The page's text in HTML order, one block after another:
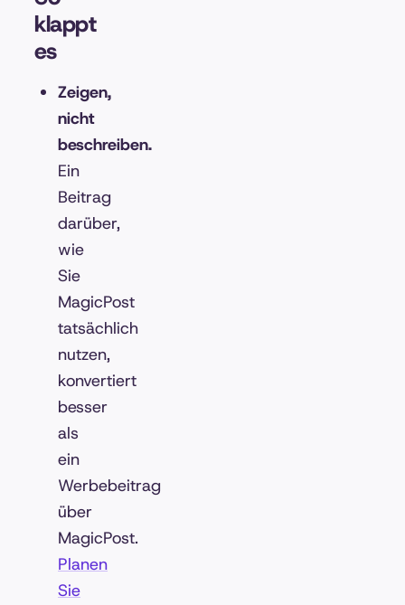
klappt
es
Zeigen,
nicht
beschreiben.
Ein
Beitrag
darüber,
wie
Sie
MagicPost
tatsächlich
nutzen,
konvertiert
besser
als
ein
Werbebeitrag
über
MagicPost.
Planen
Sie